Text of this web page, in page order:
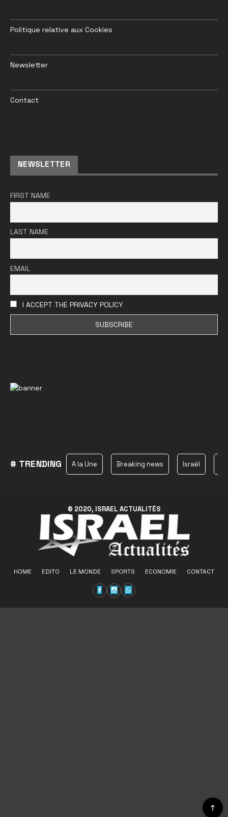
Politique relative aux Cookies
Newsletter
Contact
NEWSLETTER
FIRST NAME
LAST NAME
EMAIL
I ACCEPT THE PRIVACY POLICY
# TRENDING A la Une Breaking news Israël
© 2020, ISRAEL ACTUALITÉS
HOME EDITO LE MONDE SPORTS ECONOMIE CONTACT